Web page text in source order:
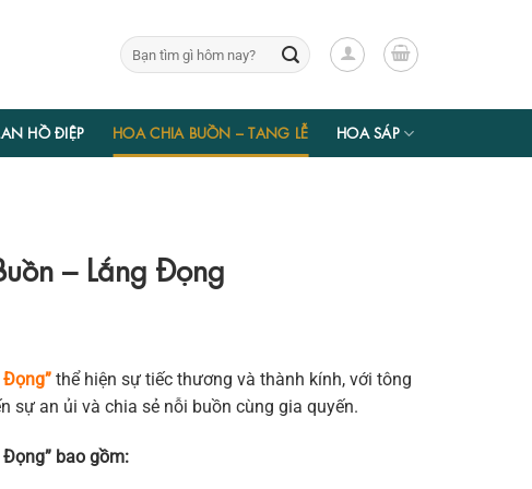
Tìm
kiếm:
HỒ ĐIỆP HOA CHIA BUỒN – TANG LỄ HOA SÁP
– Lắng Đọng
thể hiện sự tiếc thương và thành kính, với tông
sự an ủi và chia sẻ nỗi buồn cùng gia quyến.
bao gồm: